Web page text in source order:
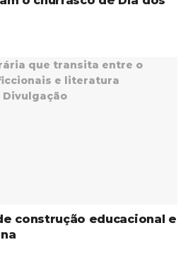
construção educacional e